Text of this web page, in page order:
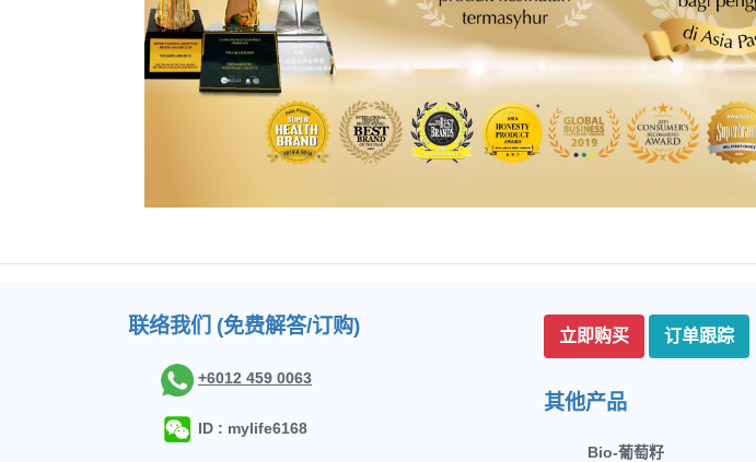
联络我们 (免费解答/订购)
+6012 459 0063
ID : mylife6168
立即购买 订单跟踪
其他产品
Bio-葡萄籽